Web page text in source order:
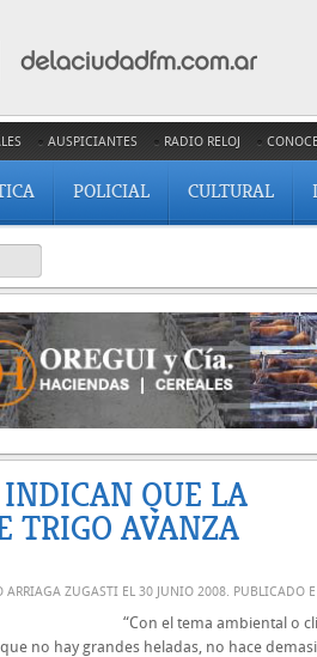
AUSPICIANTES RADIO RELOJ
POLICIAL CULTURAL
QUE LA
TRIGO AVANZA
ARRIAGA ZUGASTI EL 30 JUNIO 2008. PUBLICADO
“Con el tema ambiental o
no hay grandes heladas, no hace